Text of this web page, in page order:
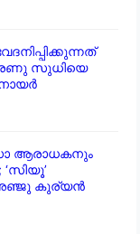
രേണു സുധിയെ
നായർ
ആരാധകനും
‘സിയൂ’
കുര്യൻ